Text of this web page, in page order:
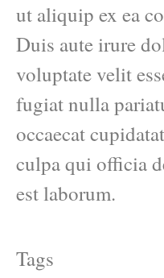
ut aliquip ex ea
Duis aute irure
voluptate velit
fugiat nulla
occaecat
culpa qui officia
est laborum.
Tags